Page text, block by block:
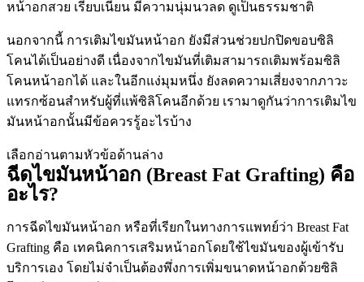
หน้าอกสวย เรียบเนียน มีความนุ่มนวลด ดูเป็นธรรมชาติ
นอกจากนี้ การเติมไขมันหน้าอก ยังมีส่วนช่วยปกปิดขอบซิลิ
โคนได้เป็นอย่างดี เนื่องจากไขมันที่เติมสามารถเติมพร้อมซิลิ
โคนหน้าอกได้ และในอีกแง่มุมหนึ่ง ยังลดความเสี่ยงจากภาวะ
แทรกซ้อนสำหรับผู้ที่แพ้ซิลิโคนอีกด้วย เรามาดูกันว่าการเติมไข
มันหน้าอกนั้นมีข้อควรรู้อะไรบ้าง
เลือกอ่านตามหัวข้อด้านล่าง
ฉีดไขมันหน้าอก (Breast Fat Grafting) คือ
อะไร?
การฉีดไขมันหน้าอก หรือที่เรียกในทางการแพทย์ว่า Breast Fat
Grafting คือ เทคนิคการเสริมหน้าอกโดยใช้ไขมันของผู้เข้ารับ
บริการเอง โดยไม่จำเป็นต้องพึ่งการเพิ่มขนาดหน้าอกด้วยซิลิ